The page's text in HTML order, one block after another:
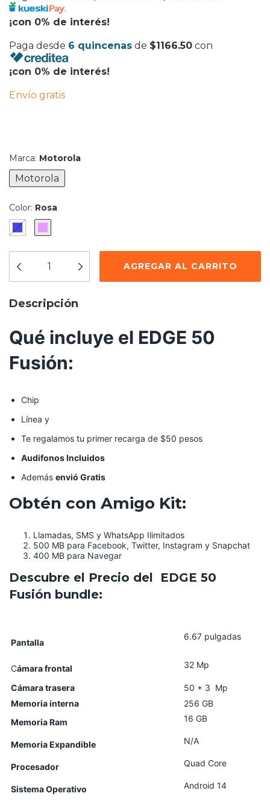
¡con 0% de interés!
Paga desde 6 quincenas de $1166.50 con
¡con 0% de interés!
Envío gratis
Marca: Motorola
Motorola
Color: Rosa
Descripción
Qué incluye el EDGE 50
Fusión:
Chip
Línea y
Te regalamos tu primer recarga de $50 pesos
Audifonos Incluidos
Además envió Gratis
Obtén con Amigo Kit:
Llamadas, SMS y WhatsApp Ilimitados
500 MB para Facebook, Twitter, Instagram y Snapchat
400 MB para Navegar
Descubre el Precio del EDGE 50
Fusión bundle:
Pantalla
6.67 pulgadas
Cámara frontal 32 Mp
Cámara trasera
50 + 3 Mp
Memoriainterna
256 GB
Memoria Ram
16 GB
Memoria Expandible N/A
Procesador Quad Core
Sistema Operativo Android 14